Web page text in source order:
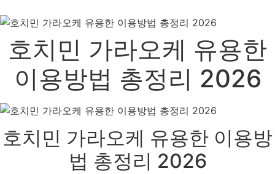
호치민 가라오케 유용한
이용방법 총정리 2026
호치민 가라오케 유용한 이용방
법 총정리 2026